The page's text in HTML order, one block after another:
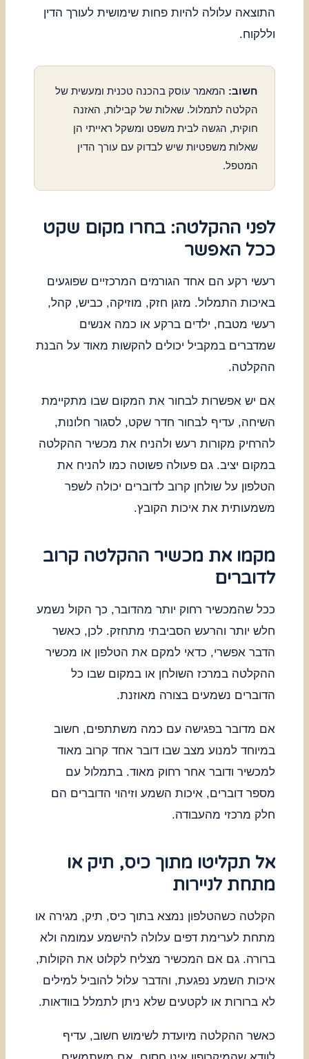
התוצאה עלולה להיות פחות שימושית לעורך הדין
וללקוח.
חשוב: המאמר עוסק בהכנה טכנית ומעשית של
הקלטה לתמלול. שאלות של קבילות, האזנה
חוקית, הגשה לבית משפט ומשקל ראייתי הן
שאלות משפטיות שיש לבדוק עם עורך הדין
המטפל.
לפני ההקלטה: בחרו מקום שקט
ככל האפשר
רעשי רקע הם אחד הגורמים המרכזיים שפוגעים
באיכות התמלול. מזגן חזק, מוזיקה, כביש, קהל,
רעשי מטבח, ילדים ברקע או כמה אנשים
שמדברים במקביל יכולים להקשות מאוד על הבנת
ההקלטה.
אם יש אפשרות לבחור את המקום שבו מתקיימת
השיחה, עדיף לבחור חדר שקט, לסגור חלונות,
להרחיק מקורות רעש ולהניח את מכשיר ההקלטה
במקום יציב. גם פעולה פשוטה כמו להניח את
הטלפון על שולחן קרוב לדוברים יכולה לשפר
משמעותית את איכות הקובץ.
מקמו את מכשיר ההקלטה קרוב
לדוברים
ככל שהמכשיר רחוק יותר מהדובר, כך הקול נשמע
חלש יותר והרעש הסביבתי מתחזק. לכן, כאשר
הדבר אפשרי, כדאי למקם את הטלפון או מכשיר
ההקלטה במרכז השולחן או במקום שבו כל
הדוברים נשמעים בצורה מאוזנת.
אם מדובר בפגישה עם כמה משתתפים, חשוב
במיוחד למנוע מצב שבו דובר אחד קרוב מאוד
למכשיר ודובר אחר רחוק מאוד. בתמלול עם
מספר דוברים, איכות השמע וזיהוי הדוברים הם
חלק מרכזי מהעבודה.
אל תקליטו מתוך כיס, תיק או
מתחת לניירות
הקלטה כשהטלפון נמצא בתוך כיס, תיק, מגירה או
מתחת לערימת דפים עלולה להישמע עמומה ולא
ברורה. גם אם המכשיר מצליח לקלוט את הקולות,
איכות השמע נפגעת, והדבר עלול להוביל למילים
לא ברורות או לקטעים שלא ניתן לתמלל בוודאות.
כאשר ההקלטה מיועדת לשימוש חשוב, עדיף